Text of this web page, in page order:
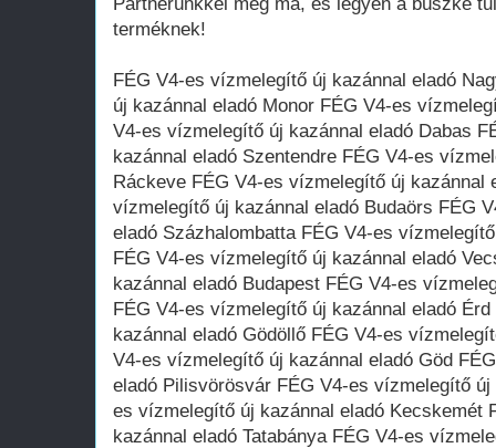
terméknek!
FÉG V4-es vízmelegítő új kazánnal eladó
új kazánnal eladó Monor FÉG V4-es
V4-es vízmelegítő új kazánnal eladó Dabas
kazánnal eladó Szentendre FÉG V4-es
Ráckeve FÉG V4-es vízmelegítő új kazánnal
vízmelegítő új kazánnal eladó Budaörs FÉG
eladó Százhalombatta FÉG V4-es
FÉG V4-es vízmelegítő új kazánnal eladó
kazánnal eladó Budapest FÉG V4-es
FÉG V4-es vízmelegítő új kazánnal eladó
kazánnal eladó Gödöllő FÉG V4-es
V4-es vízmelegítő új kazánnal eladó Göd
eladó Pilisvörösvár FÉG V4-es vízmelegítő
es vízmelegítő új kazánnal eladó Kecskemét
kazánnal eladó Tatabánya FÉG V4-es